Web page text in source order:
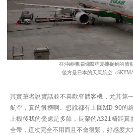
在沖繩機場國際航廈捕捉到的倩
後方是日本的天馬航空（
其實筆者說實話並不喜歡窄體客機，尤其第
航空，真的很擠啊。想說都有上回MD-90的
上機後我的憂慮是多餘，長榮的A321椅距
全帶，這次完全不用而且不會很緊，好感度大